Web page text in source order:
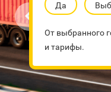
 Да
От выбранного
и тарифы.